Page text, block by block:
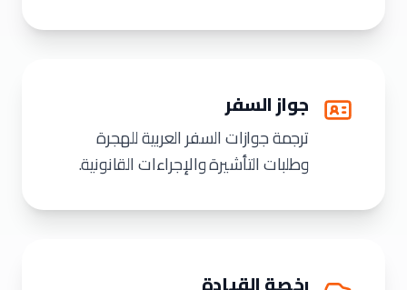
جواز السفر
ترجمة جوازات السفر العربية للهجرة
وطلبات التأشيرة والإجراءات القانونية.